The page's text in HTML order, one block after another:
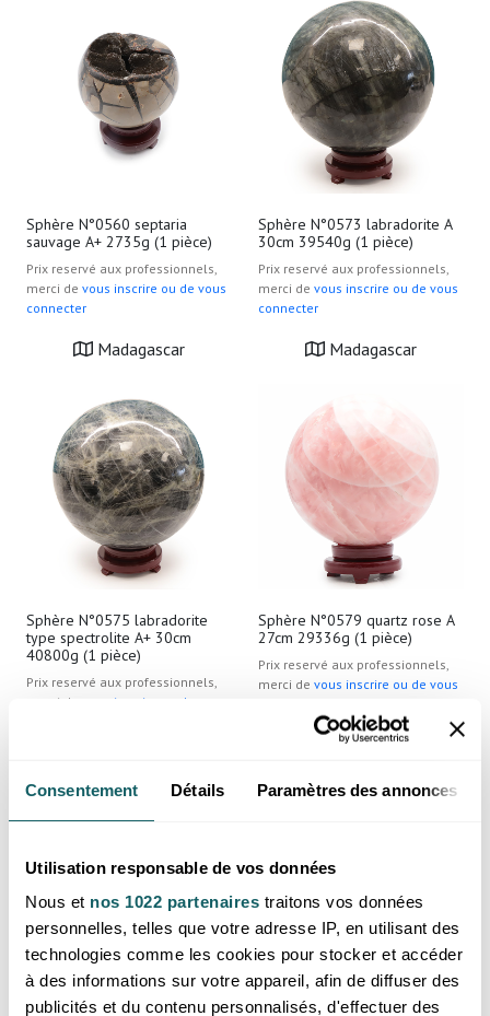
Consentement Détails Paramètres des annonces
Utilisation responsable de vos données
Nous et nos 1022 partenaires traitons vos données
personnelles, telles que votre adresse IP, en utilisant des
technologies comme les cookies pour stocker et accéder
à des informations sur votre appareil, afin de diffuser des
publicités et du contenu personnalisés, d'effectuer des
Sphère N°0560 septaria
sauvage A+ 2735g (1 pièce)
Prix reservé aux professionnels,
merci de vous inscrire ou de vous
connecter
Madagascar
Sphère N°0573 labradorite A
30cm 39540g (1 pièce)
Prix reservé aux professionnels,
merci de vous inscrire ou de vous
connecter
Madagascar
Sphère N°0575 labradorite
type spectrolite A+ 30cm
40800g (1 pièce)
Prix reservé aux professionnels,
merci de
vous inscrire ou de vous
Sphère N°0579 quartz rose A
27cm 29336g (1 pièce)
Prix reservé aux professionnels,
merci de vous inscrire ou de vous
Madagascar